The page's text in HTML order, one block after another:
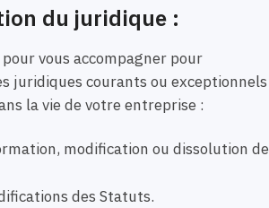
du juridique :
vous accompagner pour
juridiques courants ou exceptionnels
la vie de votre entreprise :
modification ou dissolution de
des Statuts.